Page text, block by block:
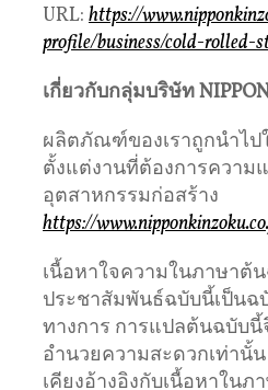
URL: https://
profile/business/cold-rolled-
เกี่ยวกับกลุ่มบริษัท
ผลิตภัณฑ์ของเราถูกนำไป
ตั้งแต่งานที่ต้องการความ
อุตสาหกรรมก่อสร้าง
https://
เนื้อหาใจความในภาษาต้
ประชาสัมพันธ์ฉบับนี้เป็นฉ
ทางการ การแปลต้นฉบับนี้
อำนวยความสะดวกเท่านั้
เคียงอ้างอิงกับเนื้อหาในภ